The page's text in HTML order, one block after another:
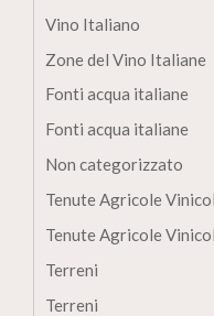
Vino Italiano
Zone del Vino Italiane
Fonti acqua italiane
Fonti acqua italiane
Non categorizzato
Tenute Agricole
Tenute Agricole
Terreni
Terreni